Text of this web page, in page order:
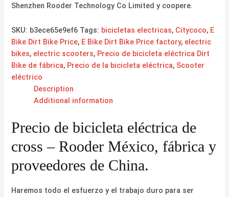
Shenzhen Rooder Technology Co Limited y coopere.
SKU: b3ece65e9ef6 Tags: bicicletas electricas, Citycoco, E
Bike Dirt Bike Price, E Bike Dirt Bike Price factory, electric
bikes, electric scooters, Precio de bicicleta eléctrica Dirt
Bike de fábrica, Precio de la bicicleta eléctrica, Scooter
eléctrico
Description
Additional information
Precio de bicicleta eléctrica de
cross – Rooder México, fábrica y
proveedores de China.
Haremos todo el esfuerzo y el trabajo duro para ser